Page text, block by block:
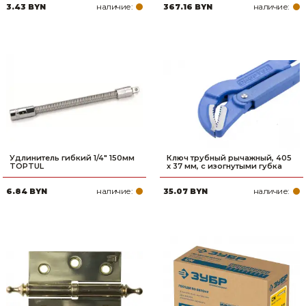
3.43 BYN наличие: 367.16 BYN наличие:
Удлинитель гибкий 1/4" 150мм
TOPTUL
6.84 BYN наличие:
Ключ трубный рычажный, 405
х 37 мм, с изогнутыми губка
35.07 BYN наличие: